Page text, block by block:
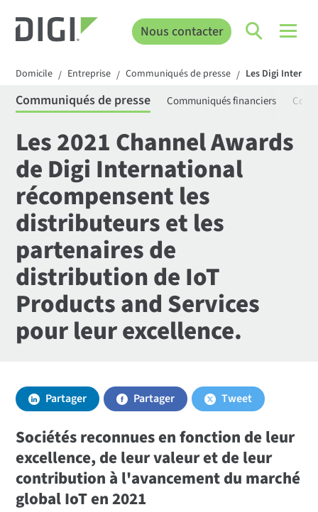
Nous contacter
Domicile / Entreprise / Communiqués de presse / Les Digi
Communiqués de presse Communiqués financiers
Les 2021 Channel Awards
de Digi International
récompensent les
distributeurs et les
partenaires de
distribution de IoT
Products and Services
pour leur excellence.
Partager Partager Tweet
Sociétés reconnues en fonction de leur
excellence, de leur valeur et de leur
contribution à l'avancement du marché
global IoT en 2021